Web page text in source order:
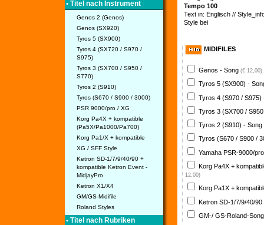
• Titel nach Instrument
Genos 2 (Genos)
Genos (SX920)
Tyros 5 (SX900)
Tyros 4 (SX720 / S970 /
S975)
Tyros 3 (SX700 / S950 /
S770)
Tyros 2 (S910)
Tyros (S670 / S900 / 3000)
PSR 9000/pro / XG
Korg Pa4X + kompatible
(Pa5X/Pa1000/Pa700)
Korg Pa1/X + kompatible
XG / SFF Style
Ketron SD-1/7/9/40/90 +
kompatible Ketron Event -
MidjayPro
Ketron X1/X4
GM/GS-Midifile
Roland Styles
• Titel nach Rubriken
Tempo 100
Text in: Englisch //
Style bei
MIDIFILES
Genos - Song (€ 12,00)
Tyros 5 (SX900) -
Tyros 4 (S970 /
Tyros 3 (SX700 /
Tyros 2 (S910) - Song
Tyros (S670 / S900 /
Yamaha PSR-9000/
Korg Pa4X +
12,00)
Korg Pa1X +
Ketron SD-1/7/9/40/
GM-/ GS-Roland-